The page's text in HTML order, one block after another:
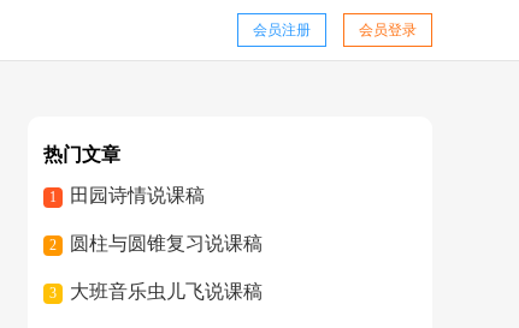
会员登录
会员注册
热门文章
1 田园诗情说课稿
2 圆柱与圆锥复习说课稿
3 大班音乐虫儿飞说课稿